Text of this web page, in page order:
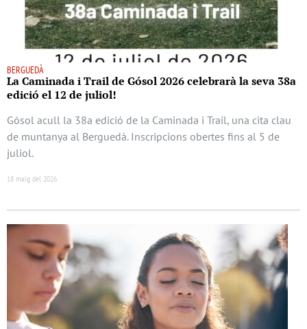
BERGUEDÀ
La Caminada i Trail de Gósol 2026 celebrarà la seva 38a
edició el 12 de juliol!
Gósol acull la 38a edició de la Caminada i Trail, una cita clau
de muntanya al Berguedà. Inscripcions obertes fins al 5 de
juliol.
18 maig del 2026